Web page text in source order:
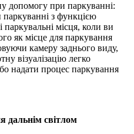
допомогу при паркуванні:
з функцією
місця, коли ви
як місце для паркування
камеру заднього виду,
візуалізацію легко
надати процес паркування
дальнім світлом